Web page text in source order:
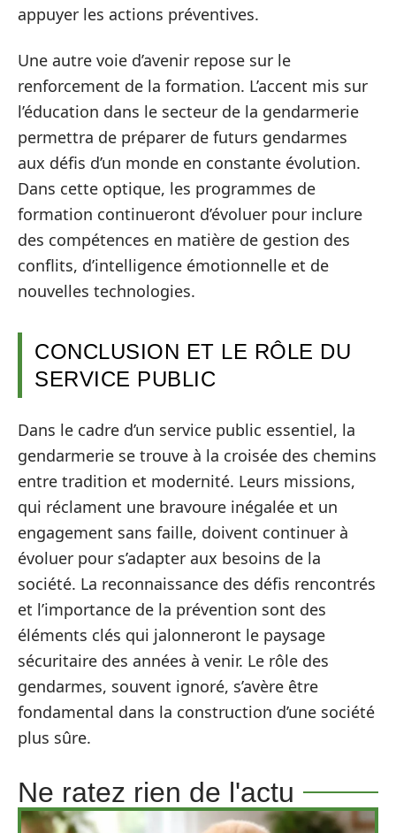
appuyer les actions préventives.
Une autre voie d’avenir repose sur le
renforcement de la formation. L’accent mis sur
l’éducation dans le secteur de la gendarmerie
permettra de préparer de futurs gendarmes
aux défis d’un monde en constante évolution.
Dans cette optique, les programmes de
formation continueront d’évoluer pour inclure
des compétences en matière de gestion des
conflits, d’intelligence émotionnelle et de
nouvelles technologies.
CONCLUSION ET LE RÔLE DU
SERVICE PUBLIC
Dans le cadre d’un service public essentiel, la
gendarmerie se trouve à la croisée des chemins
entre tradition et modernité. Leurs missions,
qui réclament une bravoure inégalée et un
engagement sans faille, doivent continuer à
évoluer pour s’adapter aux besoins de la
société. La reconnaissance des défis rencontrés
et l’importance de la prévention sont des
éléments clés qui jalonneront le paysage
sécuritaire des années à venir. Le rôle des
gendarmes, souvent ignoré, s’avère être
fondamental dans la construction d’une société
plus sûre.
Ne ratez rien de l'actu